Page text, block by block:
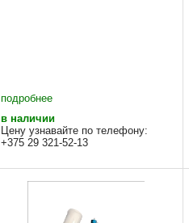
подробнее
в наличии
Цену узнавайте по телефону:
+375 29 321-52-13